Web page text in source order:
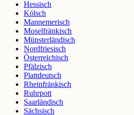
Hessisch
Kölsch
Mannemerisch
Moselfränkisch
Münsterländisch
Nordfriesisch
Österreichisch
Pfälzisch
Plattdeutsch
Rheinfränkisch
Ruhrpott
Saarländisch
Sächsisch